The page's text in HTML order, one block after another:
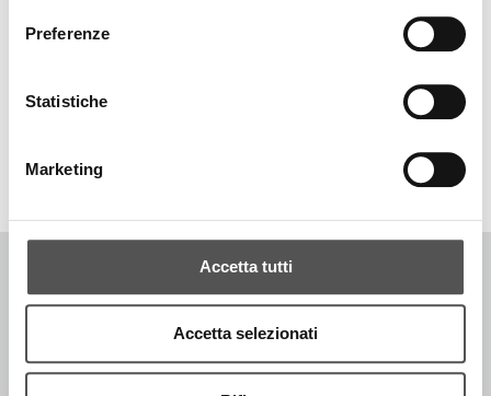
Preferenze
Statistiche
Marketing
Accetta tutti
Accetta selezionati
TOP RICERCHE
COPYRIGHT © 1996-2026 SIGLACOM - ALL RIGHTS RESERVED. - P.IVA